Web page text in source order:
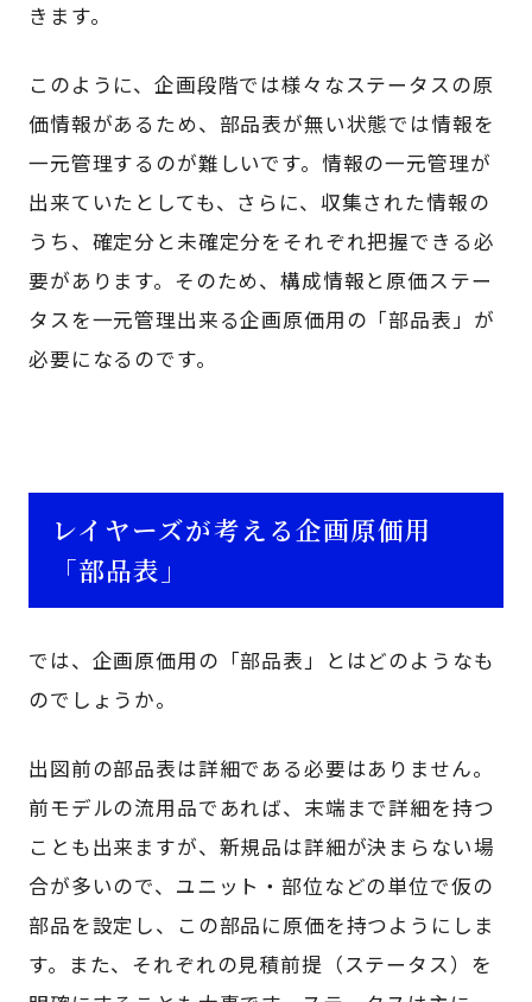
きます。
このように、企画段階では様々なステータスの原
価情報があるため、部品表が無い状態では情報を
一元管理するのが難しいです。情報の一元管理が
出来ていたとしても、さらに、収集された情報の
うち、確定分と未確定分をそれぞれ把握できる必
要があります。そのため、構成情報と原価ステー
タスを一元管理出来る企画原価用の「部品表」が
必要になるのです。
レイヤーズが考える企画原価用
「部品表」
では、企画原価用の「部品表」とはどのようなも
のでしょうか。
出図前の部品表は詳細である必要はありません。
前モデルの流用品であれば、末端まで詳細を持つ
ことも出来ますが、新規品は詳細が決まらない場
合が多いので、ユニット・部位などの単位で仮の
部品を設定し、この部品に原価を持つようにしま
す。また、それぞれの見積前提（ステータス）を